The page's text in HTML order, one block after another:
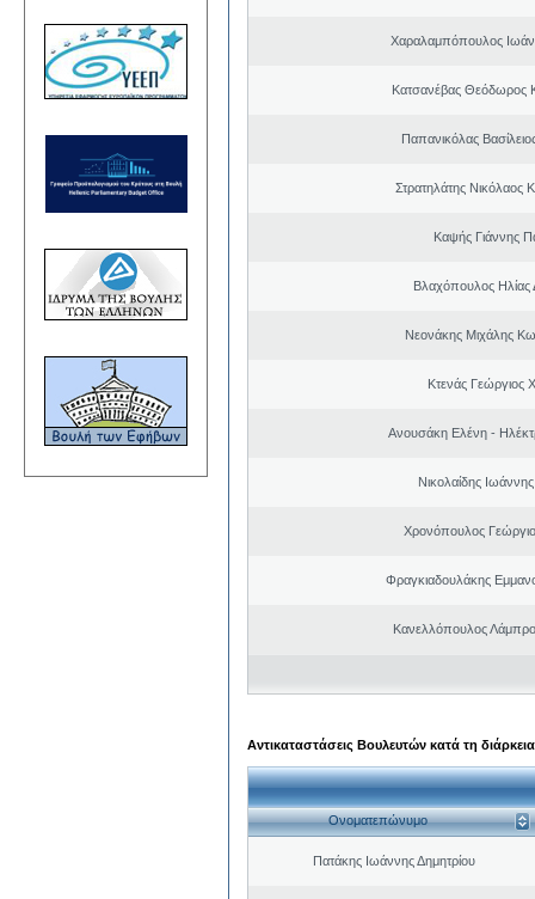
Χαραλαμπόπουλος
Κατσανέβας Θεόδωρος
Παπανικόλας
Στρατηλάτης Νικόλαος
Καψής Γιάννης
Βλαχόπουλος Ηλίας
Νεονάκης Μιχάλης
Κτενάς Γεώργιος
Ανουσάκη Ελένη -
Νικολαίδης
Χρονόπουλος
Φραγκιαδουλάκης
Κανελλόπουλος
Αντικαταστάσεις Βουλευτών κατά τη
Ονοματεπώνυμο
Πατάκης Ιωάννης Δημητρίου